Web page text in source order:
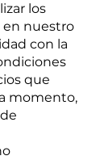
los
en nuestro
con la
que
momento,